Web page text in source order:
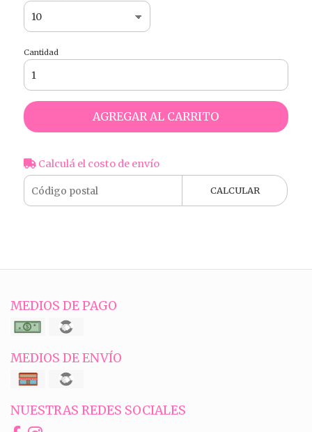
Cantidad
AGREGAR AL CARRITO
Calculá el costo de envío
CALCULAR
MEDIOS DE PAGO
MEDIOS DE ENVÍO
NUESTRAS REDES SOCIALES